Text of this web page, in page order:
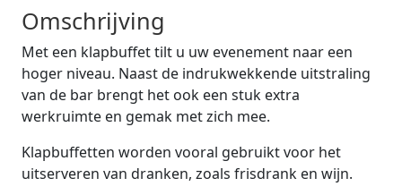
Omschrijving
Met een klapbuffet tilt u uw evenement naar een
hoger niveau. Naast de indrukwekkende uitstraling
van de bar brengt het ook een stuk extra
werkruimte en gemak met zich mee.
Klapbuffetten worden vooral gebruikt voor het
uitserveren van dranken, zoals frisdrank en wijn.